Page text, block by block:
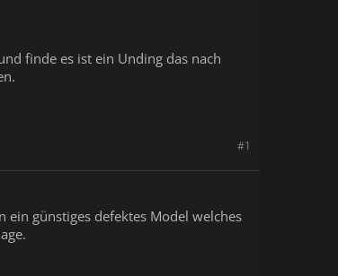
finde es ist ein Unding das nach
#1
günstiges defektes Model welches